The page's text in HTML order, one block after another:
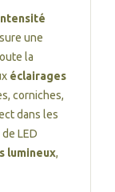
une
la
éclairages
corniches,
dans les
LED
lumineux,